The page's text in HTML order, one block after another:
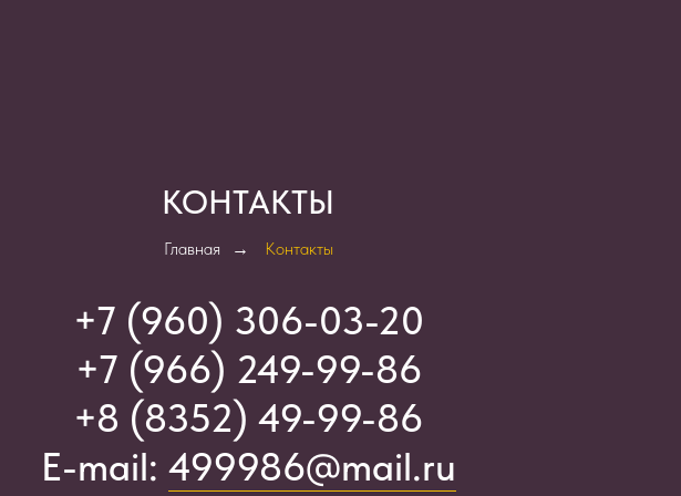
КОНТАКТЫ
Главная → Контакты
+7 (960) 306-03-20
+7 (966) 249-99-86
+8 (8352) 49-99-86
E-mail: 499986@mail.ru